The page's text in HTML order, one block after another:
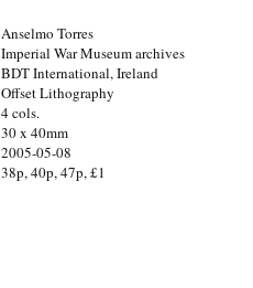
Anselmo Torres
Imperial War Museum archives
BDT International, Ireland
Offset Lithography
4 cols.
30 x 40mm
2005-05-08
38p, 40p, 47p, £1